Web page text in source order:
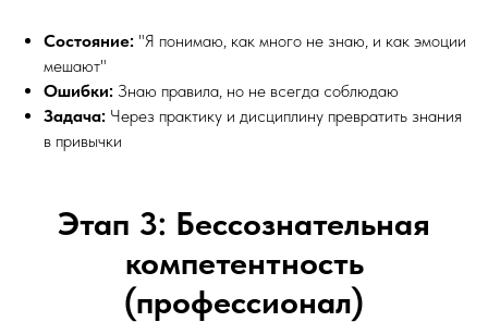
Состояние: "Я понимаю, как много не знаю, и как эмоции
мешают"
Ошибки: Знаю правила, но не всегда соблюдаю
Задача: Через практику и дисциплину превратить знания
в привычки
Этап 3: Бессознательная
компетентность
(профессионал)